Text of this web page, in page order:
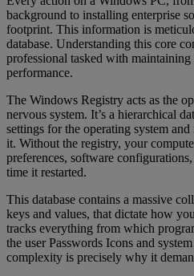
background to installing enterprise
footprint. This information is
database. Understanding this core
professional tasked with
performance.
The Windows Registry acts as the
nervous system. It’s a hierarchical
settings for the operating system
it. Without the registry, your
preferences, software
time it restarted.
This database contains a massive
keys and values, that dictate how
tracks everything from which
the user Passwords Icons and
complexity is precisely why it